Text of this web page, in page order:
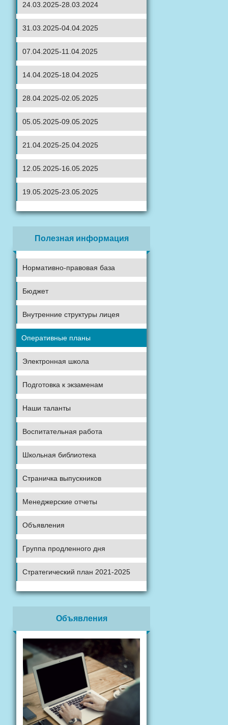
24.03.2025-28.03.2024
31.03.2025-04.04.2025
07.04.2025-11.04.2025
14.04.2025-18.04.2025
28.04.2025-02.05.2025
05.05.2025-09.05.2025
21.04.2025-25.04.2025
12.05.2025-16.05.2025
19.05.2025-23.05.2025
Полезная информация
Нормативно-правовая база
Бюджет
Внутренние структуры лицея
Оперативные планы
Электронная школа
Подготовка к экзаменам
Наши таланты
Воспитательная работа
Школьная библиотека
Страничка выпускников
Менеджерские отчеты
Объявления
Группа продленного дня
Стратегический план 2021-2025
Объявления